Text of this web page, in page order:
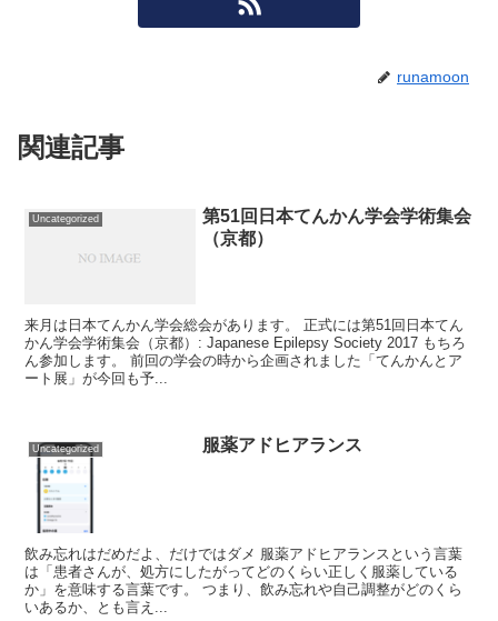
runamoon
関連記事
Uncategorized
第51回日本てんかん学会学術集会
（京都）
来月は日本てんかん学会総会があります。 正式には第51回日本てん
かん学会学術集会（京都）: Japanese Epilepsy Society 2017 もちろ
ん参加します。 前回の学会の時から企画されました「てんかんとア
ート展」が今回も予...
Uncategorized 服薬アドヒアランス
飲み忘れはだめだよ、だけではダメ 服薬アドヒアランスという言葉
は「患者さんが、処方にしたがってどのくらい正しく服薬している
か」を意味する言葉です。 つまり、飲み忘れや自己調整がどのくら
いあるか、とも言え...